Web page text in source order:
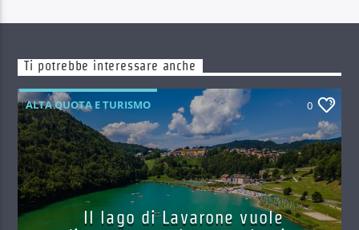
Ti potrebbe interessare anche
ALTA QUOTA E TURISMO 0
Il lago di Lavarone vuole